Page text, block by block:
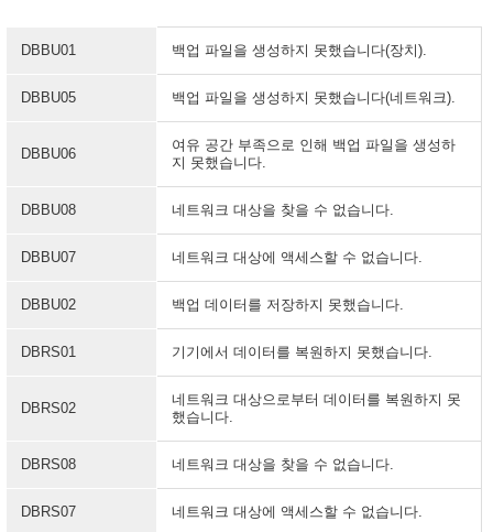
DBBU01 백업 파일을 생성하지 못했습니다(장치).
DBBU05 백업 파일을 생성하지 못했습니다(네트워크).
DBBU06
여유 공간 부족으로 인해 백업 파일을 생성하
지 못했습니다.
DBBU08 네트워크 대상을 찾을 수 없습니다.
DBBU07 네트워크 대상에 액세스할 수 없습니다.
DBBU02 백업 데이터를 저장하지 못했습니다.
DBRS01 기기에서 데이터를 복원하지 못했습니다.
DBRS02
네트워크 대상으로부터 데이터를 복원하지 못
했습니다.
DBRS08 네트워크 대상을 찾을 수 없습니다.
DBRS07 네트워크 대상에 액세스할 수 없습니다.